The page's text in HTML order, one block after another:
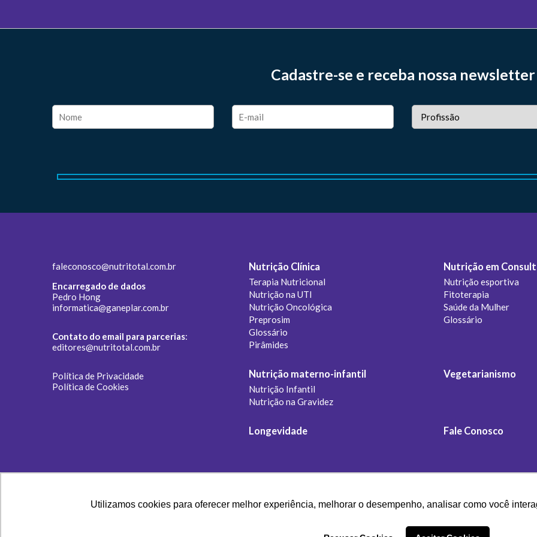
Utilizamos cookies para oferecer melhor experiência, melhorar o desempenho, analisar como você
Cadastre-se e receba nossa newsletter
faleconosco@nutritotal.com.br
Encarregado de dados
Pedro Hong
informatica@ganeplar.com.br
Contato do email para parcerias:
editores@nutritotal.com.br
Política de Privacidade
Política de Cookies
Nutrição Clínica
Terapia Nutricional
Nutrição na UTI
Nutrição Oncológica
Preprosim
Glossário
Pirâmides
Nutrição em
Nutrição esportiva
Fitoterapia
Saúde da Mulher
Glossário
Nutrição materno-infantil
Nutrição Infantil
Nutrição na Gravidez
Vegetarianismo
Longevidade Fale Conosco